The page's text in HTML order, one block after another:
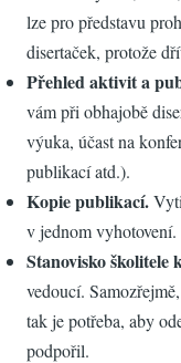
lze pro představu
disertaček, protože
Přehled aktivit a
vám při obhajobě
výuka, účast na
publikací atd.).
Kopie publikací.
v jednom vyhotovení.
Stanovisko školitele
vedoucí.
tak je potřeba, aby
podpořil.